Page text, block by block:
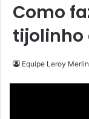
Como
tijolinho
Equipe Leroy Merlin